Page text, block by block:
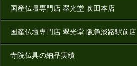
国産仏壇専門店 翠光堂 吹田本店
国産仏壇専門店 翠光堂 阪急淡路駅前店
寺院仏具の納品実績